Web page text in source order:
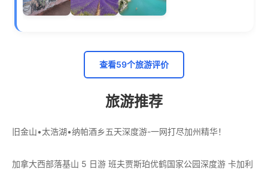
查看59个旅游评价
旅游推荐
旧金山•太浩湖•纳帕酒乡五天深度游-一网打尽加州精华！
加拿大西部落基山 5 日游 班夫贾斯珀优鹤国家公园深度游 卡加利